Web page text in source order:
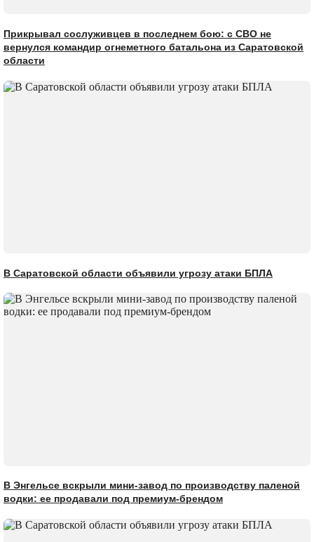
Прикрывал сослуживцев в последнем бою: с СВО не
вернулся командир огнеметного батальона из Саратовской
области
В Саратовской области объявили угрозу атаки БПЛА
В Энгельсе вскрыли мини-завод по производству паленой
водки: ее продавали под премиум-брендом